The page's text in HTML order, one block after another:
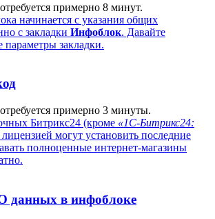
примерно 8 минут.
начинается с указания общих
с закладки Инфоблок. Давайте
параметры закладки.
примерно 3 минуты.
Битрикс24 (кроме «1С-Битрикс24:
могут установить последние
полноценные интернет-магазины
данных в инфоблоке